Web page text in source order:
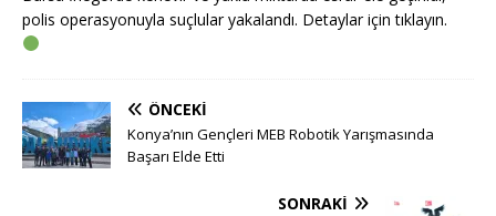
polis operasyonuyla suçlular yakalandı. Detaylar için tıklayın.
ÖNCEKI
Konya’nın Gençleri MEB Robotik Yarışmasında
Başarı Elde Etti
SONRAKI